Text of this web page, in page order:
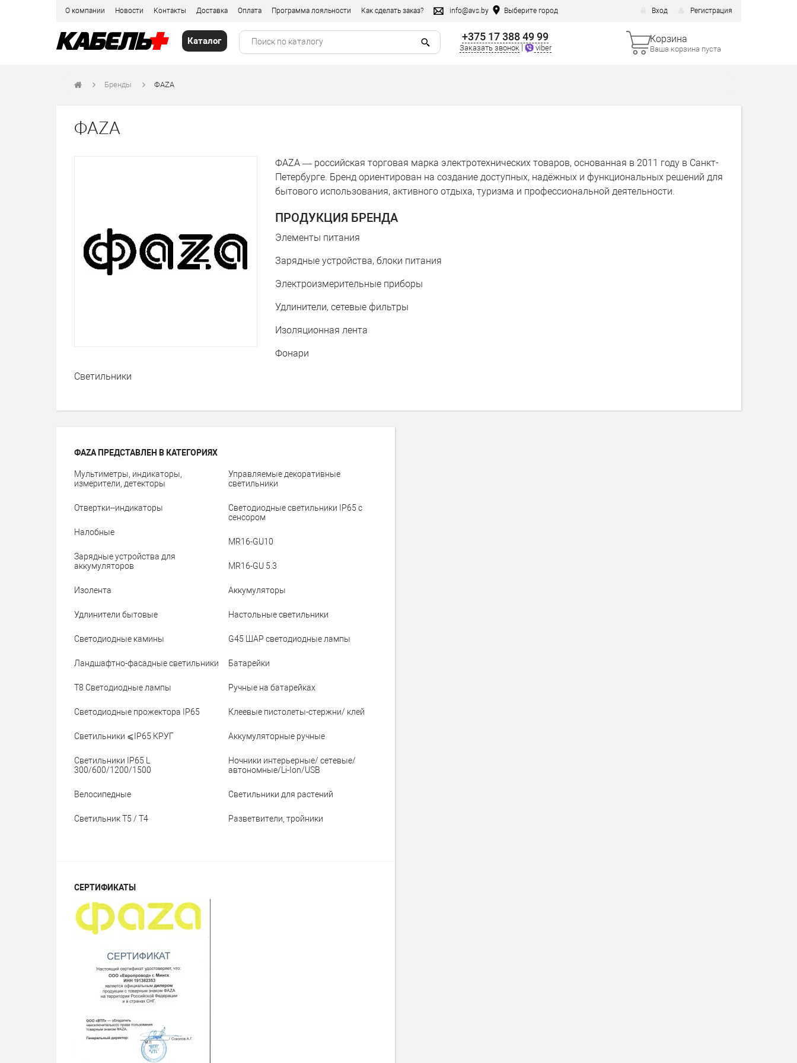
О компании Новости Контакты Доставка Оплата Программа лояльности Как сделать заказ? info@avs.by Выберите город Вход Регистрация
Каталог +375 17 388 49 99
Заказать звонок viber
Корзина
Ваша корзина пуста
Бренды ФАZА
ФАZА
ФАZА — российская торговая марка электротехнических товаров, основанная в 2011 году в Санкт-
Петербурге. Бренд ориентирован на создание доступных, надёжных и функциональных решений для
бытового использования, активного отдыха, туризма и профессиональной деятельности.
ПРОДУКЦИЯ БРЕНДА
Элементы питания
Зарядные устройства, блоки питания
Электроизмерительные приборы
Удлинители, сетевые фильтры
Изоляционная лента
Фонари
Cветильники
ФАZА ПРЕДСТАВЛЕН В КАТЕГОРИЯХ
Мультиметры, индикаторы,
измерители, детекторы
Отвертки--индикаторы
Налобные
Зарядные устройства для
аккумуляторов
Изолента
Удлинители бытовые
Светодиодные камины
Ландшафтно-фасадные светильники
Т8 Светодиодные лампы
Светодиодные прожектора IP65
Светильники ⩽IP65 КРУГ
Светильники IP65 L
300/600/1200/1500
Велосипедные
Светильник T5 / T4
Управляемые декоративные
светильники
Светодиодные светильники IP65 c
сенсором
MR16-GU10
MR16-GU 5.3
Аккумуляторы
Настольные светильники
G45 ШАР светодиодные лампы
Батарейки
Ручные на батарейках
Клеевые пистолеты-стержни/ клей
Аккумуляторные ручные
Ночники интерьерные/ сетевые/
автономные/Li-Ion/USB
Светильники для растений
Разветвители, тройники
СЕРТИФИКАТЫ